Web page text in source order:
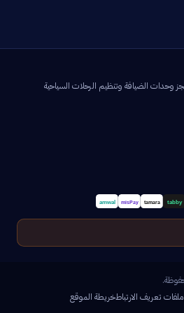
ملفات تعريف الارتباطخريطة الموقع